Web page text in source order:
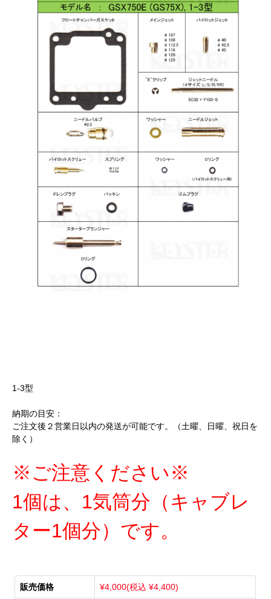
1-3型
納期の目安：
ご注文後２営業日以内の発送が可能です。（土曜、日曜、祝日を
除く）
※ご注意ください※
1個は、1気筒分（キャブレ
ター1個分）です。
販売価格 ¥4,000(税込 ¥4,400)